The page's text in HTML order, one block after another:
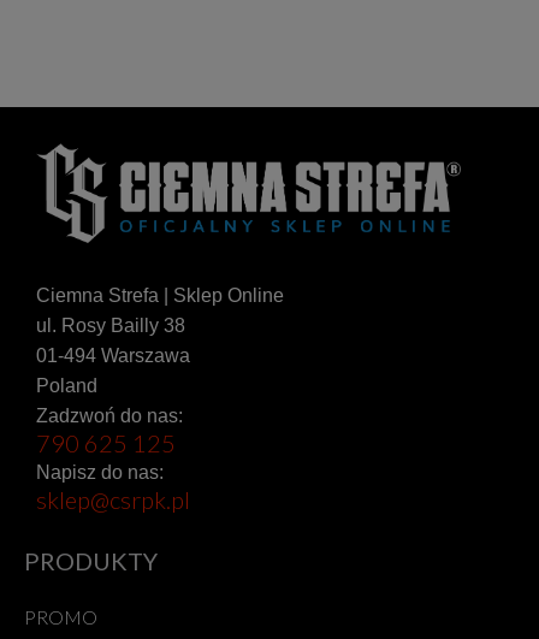
Ciemna Strefa | Sklep Online
ul. Rosy Bailly 38
01-494 Warszawa
Poland
Zadzwoń do nas:
790 625 125
Napisz do nas:
sklep@csrpk.pl
PRODUKTY
PROMO